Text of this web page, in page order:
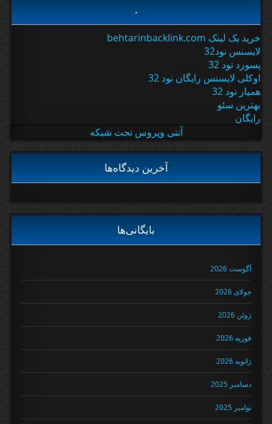
خرید بک لینک behtarinbacklink.com
لایسنس نود32
پسورد نود 32
اوکلی لایسنس رایگان نود 32
همیار نود 32
بهترین سئو
رایگان
آنتی ویروس تحت شبکه
آخرین دیدگاه‌ها
بایگانی‌ها
آگوست 2026
جولای 2026
ژوئن 2026
فوریه 2026
ژانویه 2026
دسامبر 2025
نوامبر 2025